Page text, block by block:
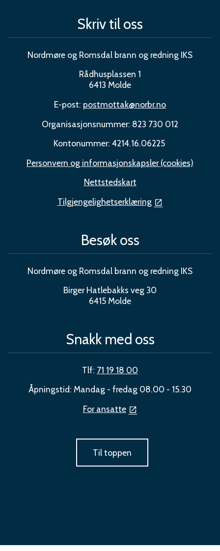
Skriv til oss
Nordmøre og Romsdal brann og redning IKS
Rådhusplassen 1
6413 Molde
E-post: postmottak@norbr.no
Organisasjonsnummer: 823 730 012
Kontonummer: 4214.16.06225
Personvern og informasjonskapsler (cookies)
Nettstedskart
Tilgjengelighetserklæring
Besøk oss
Nordmøre og Romsdal brann og redning IKS
Birger Hatlebakks veg 30
6415 Molde
Snakk med oss
Tlf: 71 19 18 00
Åpningstid: Mandag - fredag 08.00 - 15.30
For ansatte
Til toppen